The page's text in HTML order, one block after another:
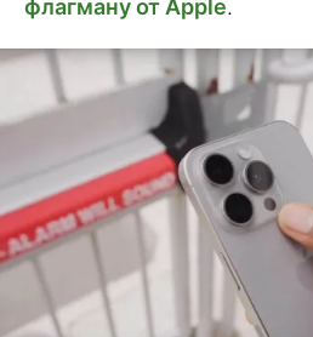
флагману от Apple.